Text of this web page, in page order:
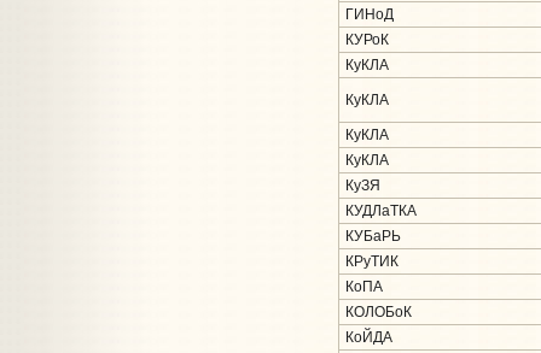
ГИНоД
КУРоК
КуКЛА
КуКЛА
КуКЛА
КуКЛА
КуЗЯ
КУДЛаТКА
КУБаРЬ
КРуТИК
КоПА
КОЛОБоК
КоЙДА